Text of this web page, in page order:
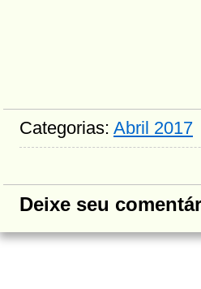
Categorias: Abril 2017
Deixe seu